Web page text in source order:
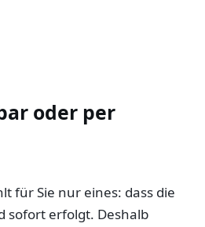
oder per
für Sie nur eines: dass die
sofort erfolgt. Deshalb